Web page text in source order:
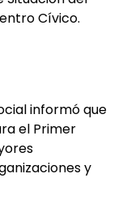
Cívico.
informó que
el Primer
y